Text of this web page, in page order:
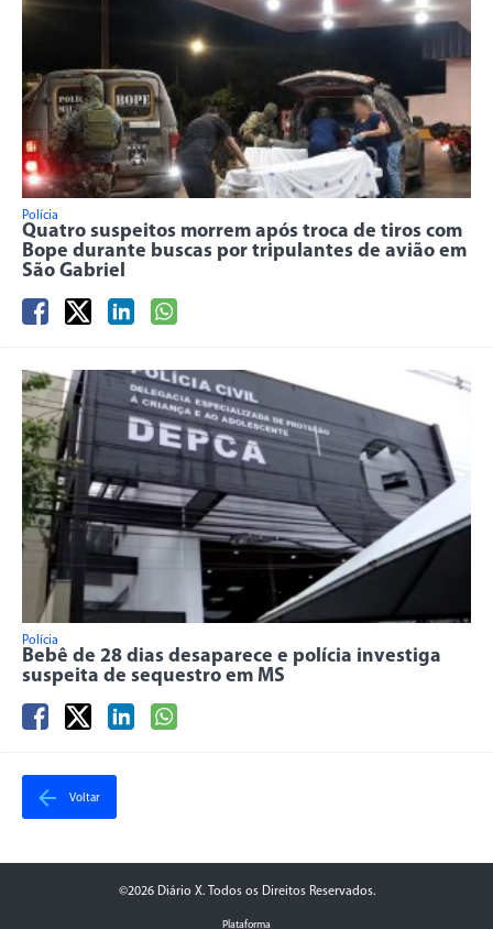
Polícia
Quatro suspeitos morrem após troca de tiros com
Bope durante buscas por tripulantes de avião em
São Gabriel
Polícia
Bebê de 28 dias desaparece e polícia investiga
suspeita de sequestro em MS
Voltar
©2026 Diário X. Todos os Direitos Reservados.
Plataforma